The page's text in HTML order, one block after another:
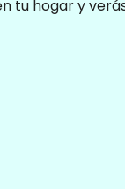
tu hogar y